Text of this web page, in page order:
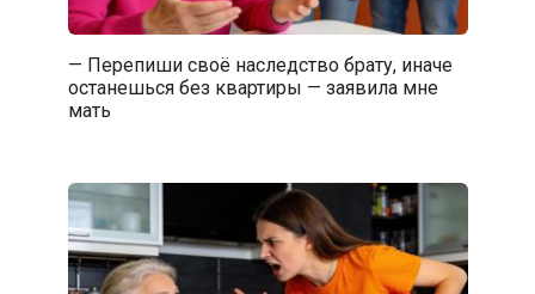
— Перепиши своё наследство брату, иначе
останешься без квартиры — заявила мне
мать